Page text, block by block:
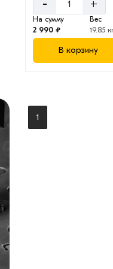
- +
На сумму
2 990 ₽
Вес
19.85
В корзину
1